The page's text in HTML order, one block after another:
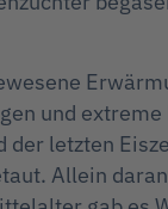
und
der letzten
Allein